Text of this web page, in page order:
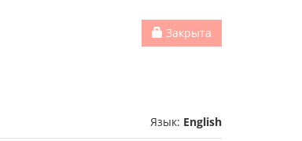
Закрыта
Язык: English